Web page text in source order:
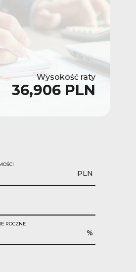
Wysokość raty
36,906 PLN
PLN
ROCZNE
%